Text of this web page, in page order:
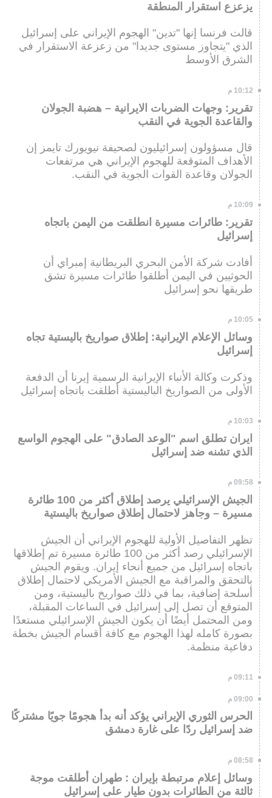
يزعزع استقرار المنطقة
قالت فرنسا إنها "تدين" الهجوم الإيراني على إسرائيل
الذي "يتجاوز مستوى جديدا" من زعزعة الاستقرار في
الشرق الأوسط
10:12 م
تقرير: وجهات الضربات الايرانية – هضبة الجولان
والقاعدة الجوية في النقب
قال مسؤولون إسرائيليون لصحيفة نيويورك تايمز إن
الأهداف المتوقعة للهجوم الإيراني هي مرتفعات
الجولان وقاعدة القوات الجوية في النقب.
10:09 م
تقرير: طائرات مسيرة انطلقت من اليمن باتجاه
إسرائيل
أفادت شركة الأمن البحري البريطانية إمبراي أن
الحوثيين في اليمن أطلقوا طائرات مسيرة تشق
طريقها نحو إسرائيل
10:05 م
وسائل الإعلام الإيرانية: إطلاق صواريخ باليستية تجاه
إسرائيل
وذكرت وكالة الأنباء الإيرانية الرسمية إيرنا أن الدفعة
الأولى من الصواريخ الباليستية أطلقت باتجاه إسرائيل
10:03 م
ايران تطلق اسم "الوعد الصادق" على الهجوم الواسع
الذي تشنه ضد إسرائيل
09:58 م
الجيش الإسرائيلي يرصد إطلاق أكثر من 100 طائرة
مسيرة – وجاهز لاحتمال إطلاق صواريخ باليستية
تظهر التفاصيل الأولية للهجوم الإيراني أن الجيش
الإسرائيلي رصد أكثر من 100 طائرة مسيرة تم إطلاقها
باتجاه إسرائيل من جميع أنحاء إيران. ويقوم الجيش
بالتحقق والمراقبة مع الجيش الأمريكي لاحتمال إطلاق
أسلحة إضافية، بما في ذلك صواريخ باليستية، ومن
المتوقع أن تصل إلى إسرائيل في الساعات المقبلة،
ومن المحتمل أيضًا أن يكون الجيش الإسرائيلي مستعدًا
بصورة كامله لهذا الهجوم مع كافة أقسام الجيش بخطة
دفاعية منظمة.
09:11 م
09:00 م
الحرس الثوري الإيراني يؤكد أنه بدأ هجومًا جويًا مشتركًا
ضد إسرائيل ردًا على غارة دمشق
08:58 م
وسائل إعلام مرتبطة بإيران : طهران أطلقت موجة
ثالثة من الطائرات بدون طيار على إسرائيل